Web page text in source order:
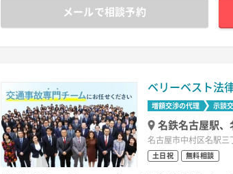
メールで相談予約
ベリーベスト法
増額交渉の代理 示談
名鉄名古屋駅、
名古屋市中村区名駅三
土日祝 無料相談